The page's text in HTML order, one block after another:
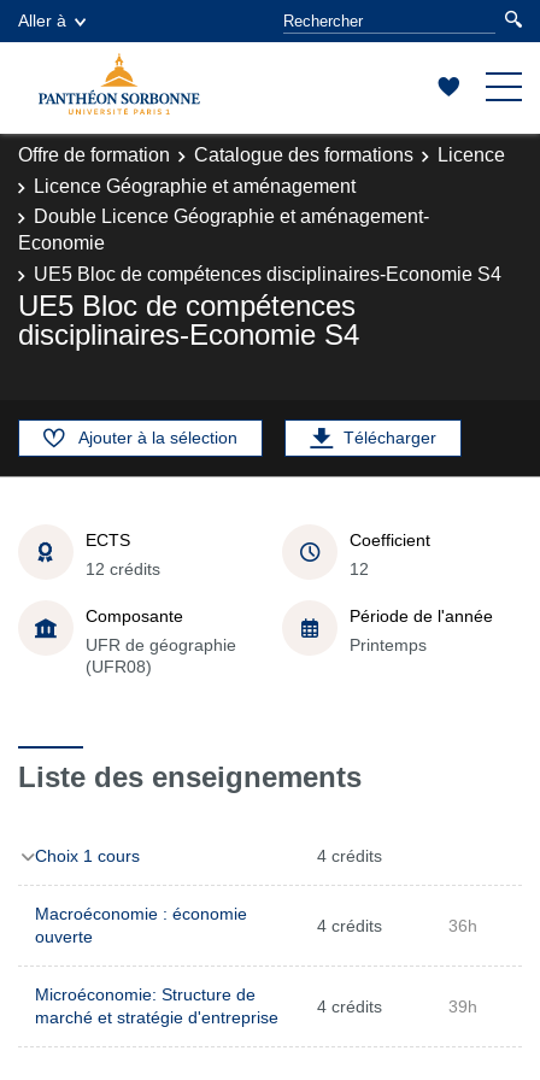
Aller à
Offre de formation Catalogue des formations
Licence
Licence Géographie et aménagement
Double Licence Géographie et aménagement-
Economie
UE5 Bloc de compétences disciplinaires-Economie S4
UE5 Bloc de compétences
disciplinaires-Economie S4
Ajouter à la sélection Télécharger
ECTS
12 crédits
Coefficient
12
Composante
UFR de géographie
(UFR08)
Période de l'année
Printemps
Liste des enseignements
Choix 1 cours 4 crédits
Macroéconomie : économie
ouverte
4 crédits 36h
Microéconomie: Structure de
marché et stratégie d'entreprise
4 crédits 39h